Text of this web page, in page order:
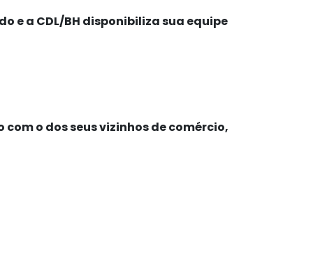
e a CDL/BH disponibiliza sua equipe
o dos seus vizinhos de comércio,